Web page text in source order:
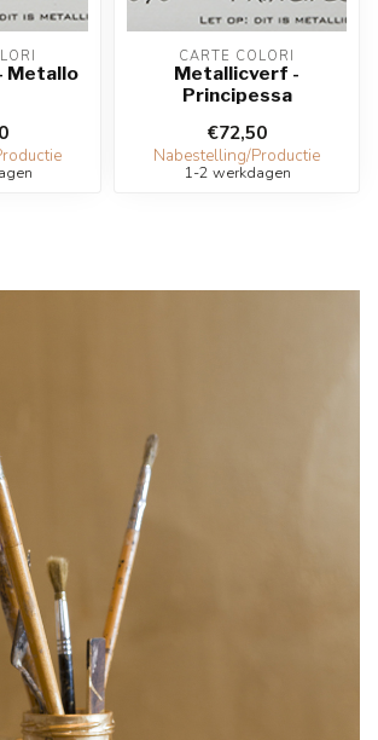
Metallo
CARTE COLORI
Metallicverf -
Principessa
€72,50
Nabestelling/Productie
1-2 werkdagen